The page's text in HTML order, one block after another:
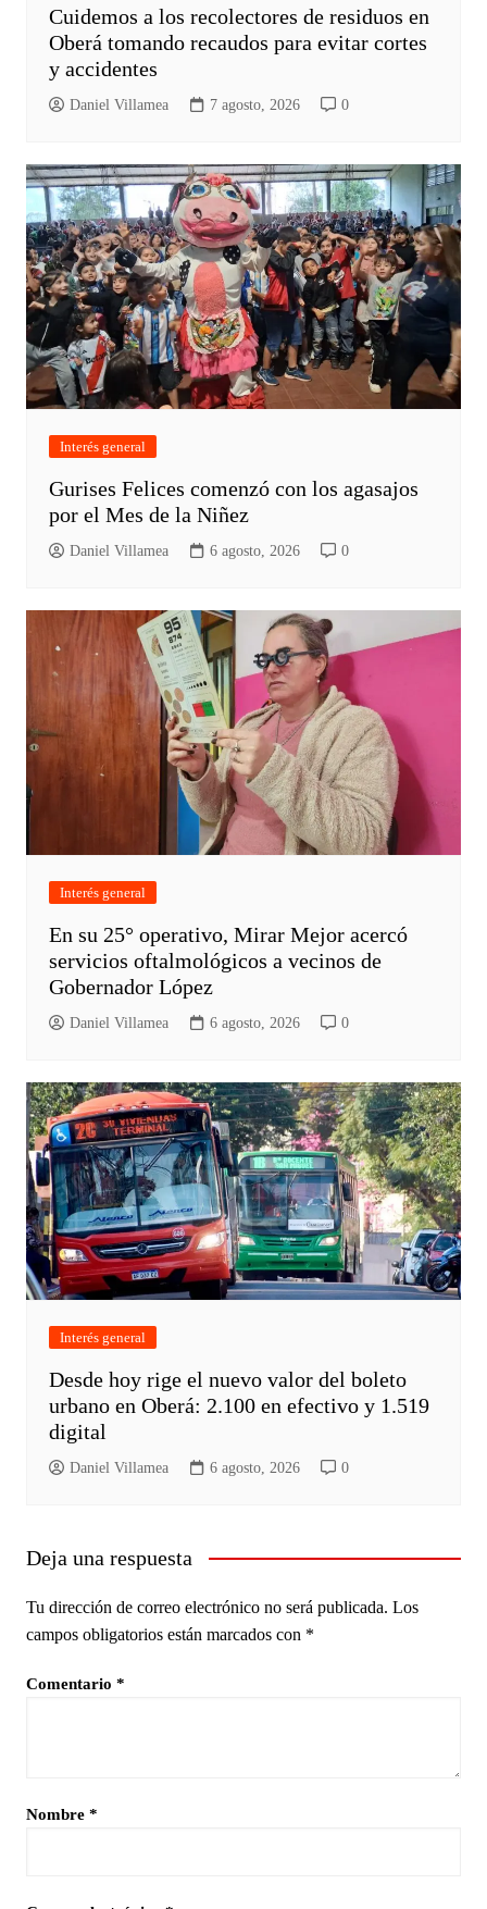
Cuidemos a los recolectores de residuos en
Oberá tomando recaudos para evitar cortes
y accidentes
Daniel Villamea 7 agosto, 2026 0
Interés general
Gurises Felices comenzó con los agasajos
por el Mes de la Niñez
Daniel Villamea 6 agosto, 2026 0
Interés general
En su 25° operativo, Mirar Mejor acercó
servicios oftalmológicos a vecinos de
Gobernador López
Daniel Villamea 6 agosto, 2026 0
Interés general
Desde hoy rige el nuevo valor del boleto
urbano en Oberá: 2.100 en efectivo y 1.519
digital
Daniel Villamea 6 agosto, 2026 0
Deja una respuesta
Tu dirección de correo electrónico no será publicada. Los
campos obligatorios están marcados con *
Comentario *
Nombre *